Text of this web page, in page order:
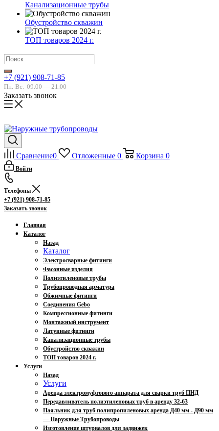
Канализационные трубы
Обустройство скважин
ТОП товаров 2024 г.
+7 (921) 908-71-85
Пн.-Вс. 09.00 — 21.00
Заказать звонок
Сравнение0 Отложенные 0 Корзина 0
Войти
Телефоны
+7 (921) 908-71-85
Заказать звонок
Главная
Каталог
Назад
Каталог
Электросварные фитинги
Фасонные изделия
Полиэтиленовые трубы
Трубопроводная арматура
Обжимные фитинги
Соединения Gebo
Компрессионные фитинги
Монтажный инструмент
Латунные фитинги
Канализационные трубы
Обустройство скважин
ТОП товаров 2024 г.
Услуги
Назад
Услуги
Аренда электромуфтового аппарата для сварки труб ПНД
Передавливатель полиэтиленовых труб в аренду 32-63
Паяльник для труб полипропиленовых аренда Д40 мм - Д90 мм
— Наружные Трубопроводы
Изготовление штурвалов для задвижек